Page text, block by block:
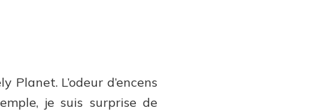
Planet. L’odeur d’encens
je suis surprise de